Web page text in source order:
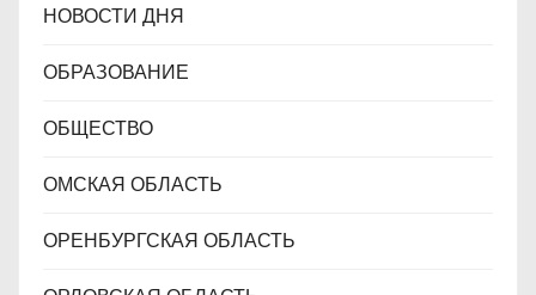
НОВОСТИ ДНЯ
ОБРАЗОВАНИЕ
ОБЩЕСТВО
ОМСКАЯ ОБЛАСТЬ
ОРЕНБУРГСКАЯ ОБЛАСТЬ